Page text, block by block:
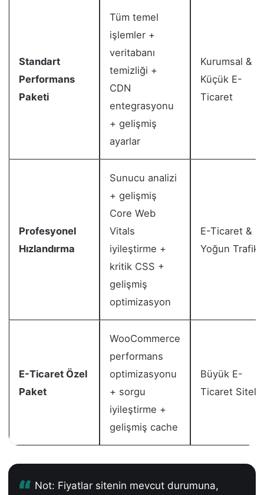
Standart
Performans
Paketi
Tüm temel
işlemler +
veritabanı
temizliği +
CDN
entegrasyonu
+ gelişmiş
ayarlar
Kurumsal &
Küçük E-
Ticaret
Profesyonel
Hızlandırma
Sunucu analizi
+ gelişmiş
Core Web
Vitals
iyileştirme +
kritik CSS +
gelişmiş
optimizasyon
E-Ticaret &
Yoğun Trafik
E-Ticaret Özel
Paket
WooCommerce
performans
optimizasyonu
+ sorgu
iyileştirme +
gelişmiş cache
Büyük E-
Ticaret
Not: Fiyatlar sitenin mevcut durumuna,